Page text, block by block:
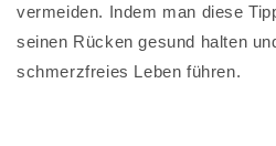
vermeiden. Indem man diese
seinen Rücken gesund halten
schmerzfreies Leben führen.